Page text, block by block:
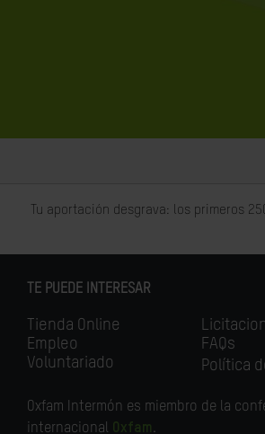
Tu aportación desgrava: los primeros
TE PUEDE INTERESAR
Tienda Online
Empleo
Voluntariado
FAQs
Política
Oxfam Intermón es miembro de la
internacional Oxfam.